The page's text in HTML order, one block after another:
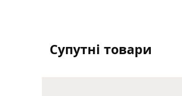
Супутні товари